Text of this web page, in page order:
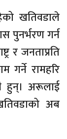
खतिवडाले
पुनर्भरण गर्न
र जनताप्रति
गर्ने रामहरि
हुन्। अरूलाई
अब